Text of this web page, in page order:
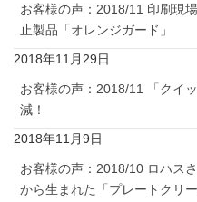
お客様の声：2018/11 印刷現
止製品「オレンジガード」
2018年11月29日
お客様の声：2018/11 「クイ
減！
2018年11月9日
お客様の声：2018/10 ロハス
から生まれた「プレートクリー